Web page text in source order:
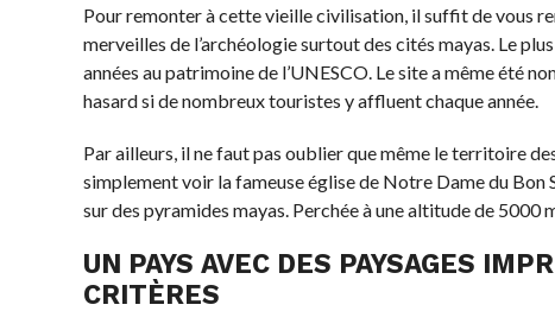
Pour remonter à cette vieille civilisation, il suffit de vous
merveilles de l’archéologie surtout des cités mayas. Le
années au patrimoine de l’UNESCO. Le site a même été
hasard si de nombreux touristes y affluent chaque année.
Par ailleurs, il ne faut pas oublier que même le territoire
simplement voir la fameuse église de Notre Dame du
sur des pyramides mayas. Perchée à une altitude de
UN PAYS AVEC DES PAYSAGES
CRITÈRES